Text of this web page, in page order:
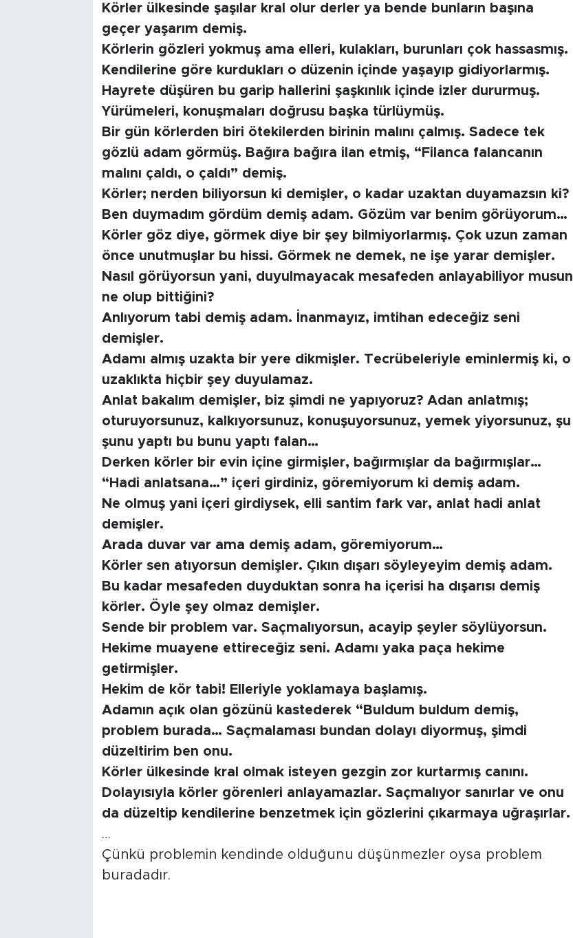
Körler ülkesinde şaşılar kral olur derler ya bende bunların başına
geçer yaşarım demiş.
Körlerin gözleri yokmuş ama elleri, kulakları, burunları çok hassasmış.
Kendilerine göre kurdukları o düzenin içinde yaşayıp gidiyorlarmış.
Hayrete düşüren bu garip hallerini şaşkınlık içinde izler dururmuş.
Yürümeleri, konuşmaları doğrusu başka türlüymüş.
Bir gün körlerden biri ötekilerden birinin malını çalmış. Sadece tek
gözlü adam görmüş. Bağıra bağıra ilan etmiş, “Filanca falancanın
malını çaldı, o çaldı” demiş.
Körler; nerden biliyorsun ki demişler, o kadar uzaktan duyamazsın ki?
Ben duymadım gördüm demiş adam. Gözüm var benim görüyorum…
Körler göz diye, görmek diye bir şey bilmiyorlarmış. Çok uzun zaman
önce unutmuşlar bu hissi. Görmek ne demek, ne işe yarar demişler.
Nasıl görüyorsun yani, duyulmayacak mesafeden anlayabiliyor musun
ne olup bittiğini?
Anlıyorum tabi demiş adam. İnanmayız, imtihan edeceğiz seni
demişler.
Adamı almış uzakta bir yere dikmişler. Tecrübeleriyle eminlermiş ki, o
uzaklıkta hiçbir şey duyulamaz.
Anlat bakalım demişler, biz şimdi ne yapıyoruz? Adan anlatmış;
oturuyorsunuz, kalkıyorsunuz, konuşuyorsunuz, yemek yiyorsunuz, şu
şunu yaptı bu bunu yaptı falan…
Derken körler bir evin içine girmişler, bağırmışlar da bağırmışlar…
“Hadi anlatsana…” içeri girdiniz, göremiyorum ki demiş adam.
Ne olmuş yani içeri girdiysek, elli santim fark var, anlat hadi anlat
demişler.
Arada duvar var ama demiş adam, göremiyorum…
Körler sen atıyorsun demişler. Çıkın dışarı söyleyeyim demiş adam.
Bu kadar mesafeden duyduktan sonra ha içerisi ha dışarısı demiş
körler. Öyle şey olmaz demişler.
Sende bir problem var. Saçmalıyorsun, acayip şeyler söylüyorsun.
Hekime muayene ettireceğiz seni. Adamı yaka paça hekime
getirmişler.
Hekim de kör tabi! Elleriyle yoklamaya başlamış.
Adamın açık olan gözünü kastederek “Buldum buldum demiş,
problem burada… Saçmalaması bundan dolayı diyormuş, şimdi
düzeltirim ben onu.
Körler ülkesinde kral olmak isteyen gezgin zor kurtarmış canını.
Dolayısıyla körler görenleri anlayamazlar. Saçmalıyor sanırlar ve onu
da düzeltip kendilerine benzetmek için gözlerini çıkarmaya uğraşırlar.
…
Çünkü problemin kendinde olduğunu düşünmezler oysa problem
buradadır.